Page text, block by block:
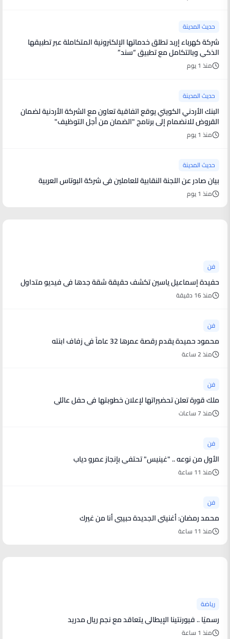
حديث المدينة
شركة كهرباء إربد تطلق خدماتها الإلكترونية المتكاملة عبر تطبيقها
الذكي وبالتكامل مع تطبيق “سند”
منذ 1 يوم
حديث المدينة
البنك الأردني الكويتي يوقع اتفاقية تعاون مع الشركة الأردنية لضمان
القروض للانضمام إلى برنامج "الضمان من أجل التوظيف"
منذ 1 يوم
حديث المدينة
بيان صادر عن اللجنة النقابية للعاملين في شركة البوتاس العربية
منذ 1 يوم
فن
حفيدة إسماعيل ياسين تكشف حقيقة شقة جدها في فيديو متداول
منذ 16 دقيقة
فن
محمود حميدة يقدم رقصة عمرها 32 عاماً في زفاف ابنته
منذ 2 ساعة
فن
ملك قورة تعلن تحضيراتها لإعلان خطوبتها في حفل عائلي
منذ 7 ساعات
فن
الأول من نوعه .. "غينيس" تحتفي بإنجاز عمرو دياب
منذ 11 ساعة
فن
محمد رمضان: أغنيتي الجديدة حبيبي أنا من غيرك
منذ 11 ساعة
رياضة
رسميًا .. فيورنتينا الإيطالي يتعاقد مع نجم ريال مدريد
منذ 1 ساعة